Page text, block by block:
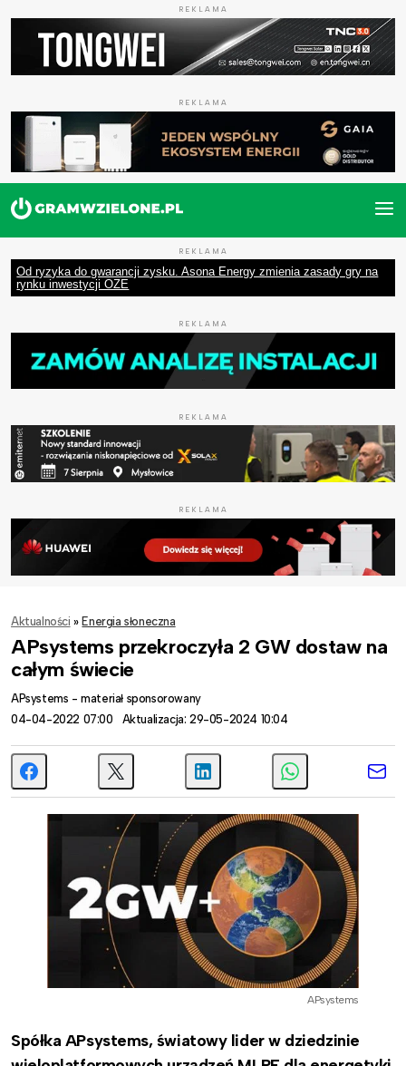
REKLAMA
REKLAMA
REKLAMA
Od ryzyka do gwarancji zysku. Asona Energy zmienia zasady gry na
rynku inwestycji OZE
REKLAMA
REKLAMA
REKLAMA
Aktualności » Energia słoneczna
APsystems przekroczyła 2 GW dostaw na
całym świecie
APsystems - materiał sponsorowany
04-04-2022 07:00
Aktualizacja: 29-05-2024 10:04
APsystems
Spółka APsystems, światowy lider w dziedzinie